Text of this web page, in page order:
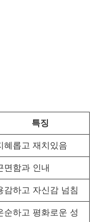
특징
혜롭고 재치있음
면함과 인내
감하고 자신감 넘침
순하고 평화로운 성